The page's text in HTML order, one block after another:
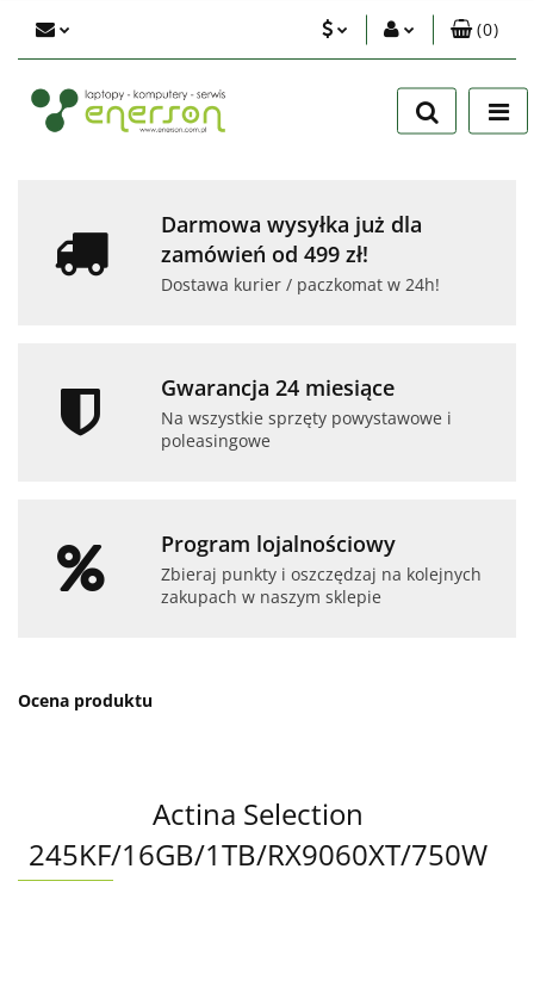
Zaloguj się
Zarejestruj się
(0)
Darmowa wysyłka już dla
zamówień od 499 zł!
Dostawa kurier / paczkomat w 24h!
Gwarancja 24 miesiące
Na wszystkie sprzęty powystawowe i
poleasingowe
Program lojalnościowy
Zbieraj punkty i oszczędzaj na kolejnych
zakupach w naszym sklepie
Ocena produktu
Actina Selection
245KF/16GB/1TB/RX9060XT/750W